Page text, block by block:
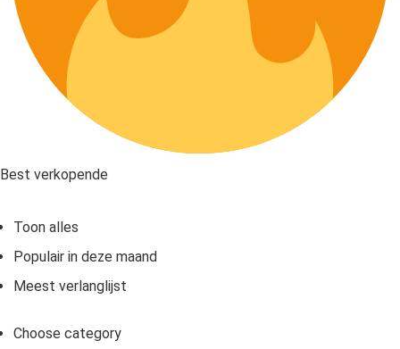
Best verkopende
Toon alles
Populair in deze maand
Meest verlanglijst
Choose category